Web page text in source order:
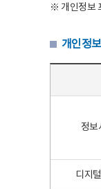
※ 개인정보
개인정
정보
디지